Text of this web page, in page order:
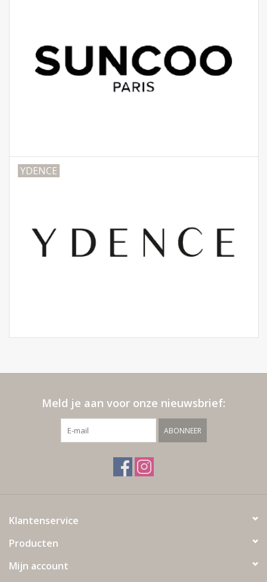
YDENCE
Meld je aan voor onze nieuwsbrief:
ABONNEER
Klantenservice
Producten
Mijn account